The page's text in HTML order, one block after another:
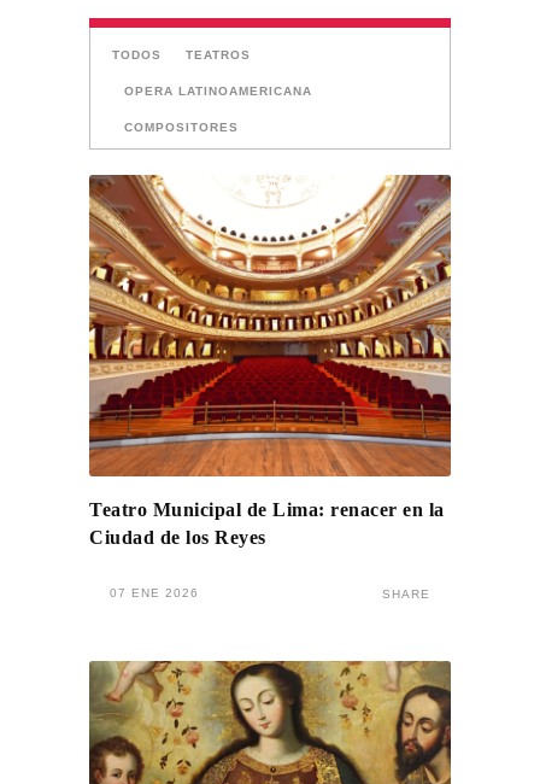
TODOS TEATROS
OPERA LATINOAMERICANA
COMPOSITORES
Teatro Municipal de Lima: renacer en la
Ciudad de los Reyes
07 ENE 2026 SHARE